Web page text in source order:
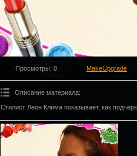
Просмотры: 0 MakeUpgrade
Описание материала:
Стилист Леон Клима показывает, как